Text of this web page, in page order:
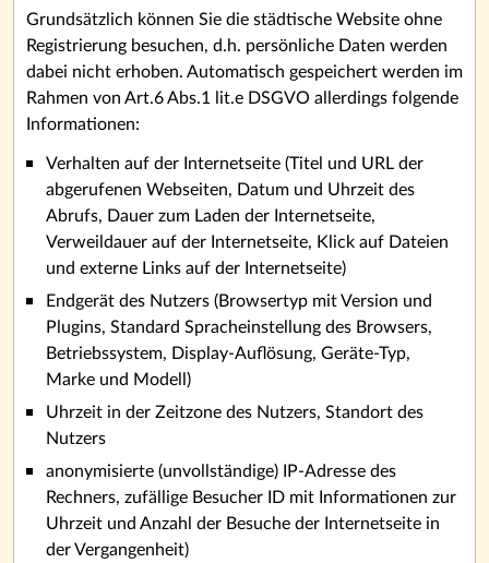
Grundsätzlich können Sie die städtische Website ohne
Registrierung besuchen, d.h. persönliche Daten werden
dabei nicht erhoben. Automatisch gespeichert werden im
Rahmen von Art.6 Abs.1 lit.e DSGVO allerdings folgende
Informationen:
Verhalten auf der Internetseite (Titel und URL der
abgerufenen Webseiten, Datum und Uhrzeit des
Abrufs, Dauer zum Laden der Internetseite,
Verweildauer auf der Internetseite, Klick auf Dateien
und externe Links auf der Internetseite)
Endgerät des Nutzers (Browsertyp mit Version und
Plugins, Standard Spracheinstellung des Browsers,
Betriebssystem, Display-Auflösung, Geräte-Typ,
Marke und Modell)
Uhrzeit in der Zeitzone des Nutzers, Standort des
Nutzers
anonymisierte (unvollständige) IP-Adresse des
Rechners, zufällige Besucher ID mit Informationen zur
Uhrzeit und Anzahl der Besuche der Internetseite in
der Vergangenheit)